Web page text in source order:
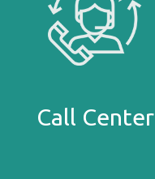
Call Center